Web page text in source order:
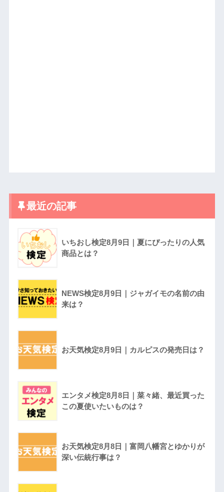
最近の記事
いちおし検定8月9日｜夏にぴったりの人気
商品とは？
NEWS検定8月9日｜ジャガイモの名前の由
来は？
お天気検定8月9日｜カルピスの発売日は？
エンタメ検定8月8日｜菜々緒、最近買った
この夏使いたいものは？
お天気検定8月8日｜富岡八幡宮とゆかりが
深い伝統行事は？